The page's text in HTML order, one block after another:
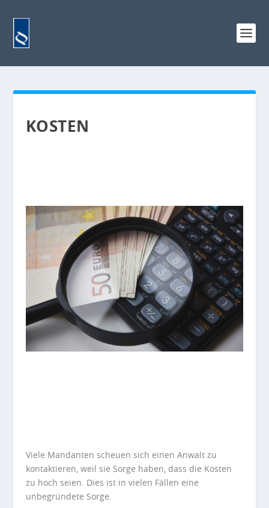
KOSTEN
Viele Mandanten scheuen sich einen Anwalt zu
kontaktieren, weil sie Sorge haben, dass die Kosten
zu hoch seien. Dies ist in vielen Fällen eine
unbegründete Sorge.